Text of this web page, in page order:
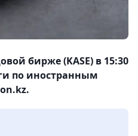
бирже (KASE) в 15:30
по иностранным